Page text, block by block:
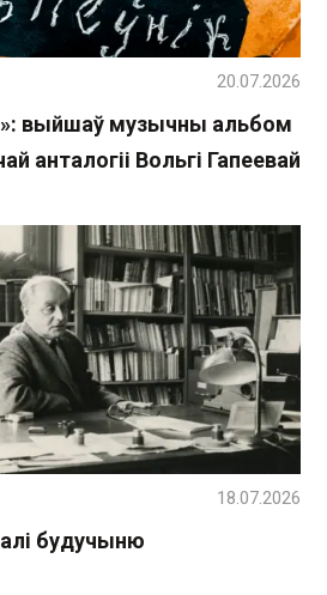
выйшаў музычны альбом
анталогіі Вольгі Гапеевай
20.07.2026
будучыню
18.07.2026